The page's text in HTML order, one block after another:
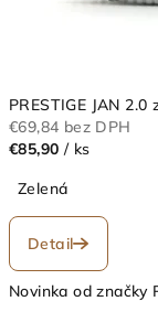
s
O
O
P
P
PRESTIGE JAN
€69,84 bez DPH
€85,90 / ks
Zelená
Detail
Novinka od značky